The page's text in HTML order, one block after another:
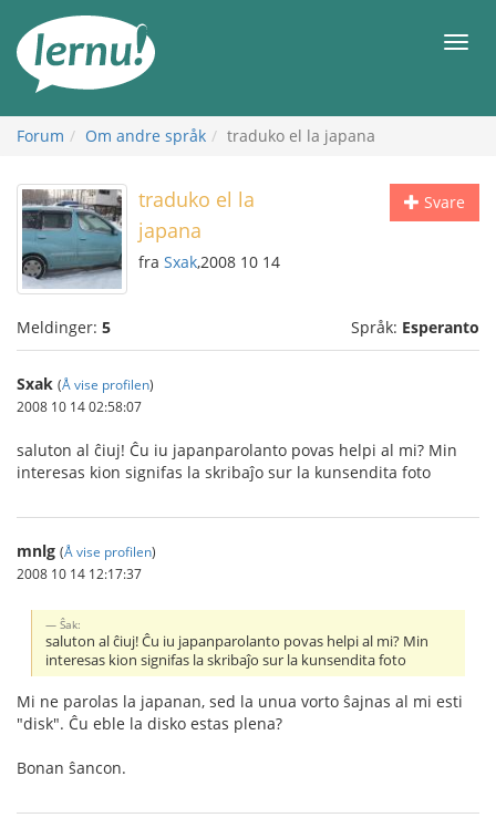
innholdet
Meny
Forum Om andre språk traduko el la japana
Svare
traduko el la
japana
fra Sxak,2008 10 14
Meldinger: 5 Språk: Esperanto
Sxak (Å vise profilen)
2008 10 14 02:58:07
saluton al ĉiuj! Ĉu iu japanparolanto povas helpi al mi? Min
interesas kion signifas la skribaĵo sur la kunsendita foto
mnlg (Å vise profilen)
2008 10 14 12:17:37
Ŝak:
saluton al ĉiuj! Ĉu iu japanparolanto povas helpi al mi? Min
interesas kion signifas la skribaĵo sur la kunsendita foto
Mi ne parolas la japanan, sed la unua vorto ŝajnas al mi esti
"disk". Ĉu eble la disko estas plena?
Bonan ŝancon.